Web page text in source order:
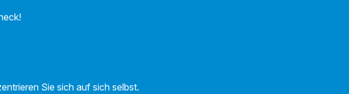
Sie sich auf sich selbst.